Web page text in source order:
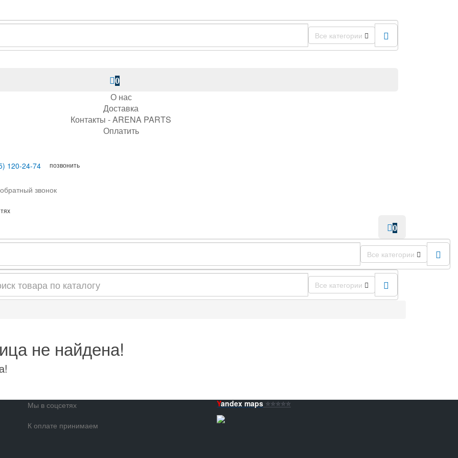
Все категории
0
О нас
Доставка
Контакты - ARENA PARTS
Оплатить
120-24-74 позвонить
звонок
0
Все категории
Все категории
не найдена!
Мы в соцсетях
К оплате принимаем
Yandex maps ⭐️⭐️⭐️⭐️⭐️